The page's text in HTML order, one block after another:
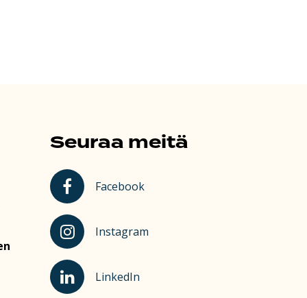
Seuraa meitä
Kauhajoki Facebookissa
Facebook
Kauhajoki Instagramissa
Instagram
Kauhajoki LinkedInissä
LinkedIn